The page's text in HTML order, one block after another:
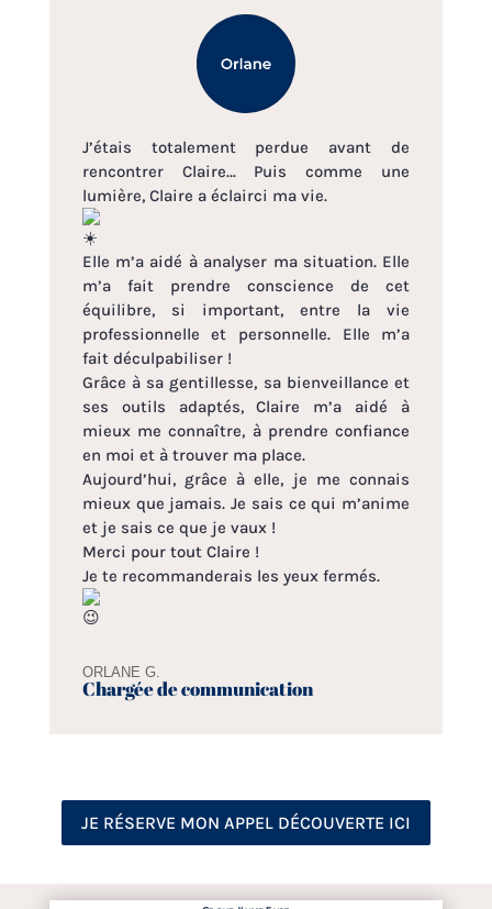
J’étais totalement perdue avant de
rencontrer Claire… Puis comme une
lumière, Claire a éclairci ma vie.
Elle m’a aidé à analyser ma situation. Elle
m’a fait prendre conscience de cet
équilibre, si important, entre la vie
professionnelle et personnelle. Elle m’a
fait déculpabiliser !
Grâce à sa gentillesse, sa bienveillance et
ses outils adaptés, Claire m’a aidé à
mieux me connaître, à prendre confiance
en moi et à trouver ma place.
Aujourd’hui, grâce à elle, je me connais
mieux que jamais. Je sais ce qui m’anime
et je sais ce que je vaux !
Merci pour tout Claire !
Je te recommanderais les yeux fermés.
ORLANE G.
Chargée de communication
JE RÉSERVE MON APPEL DÉCOUVERTE ICI